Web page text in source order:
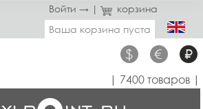
Войти → |
корзина
Ваша корзина пуста
$ € ₽
| 7400 товаров |